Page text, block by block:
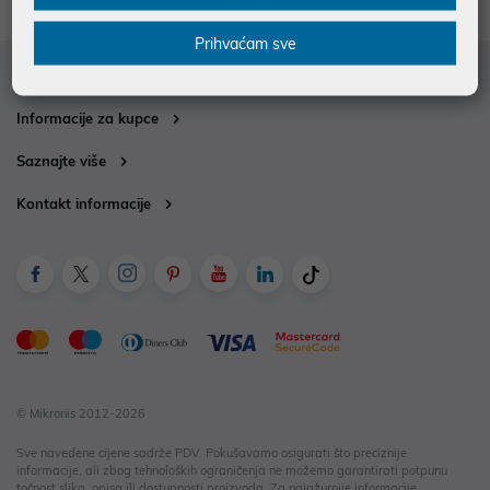
Informacije za kupce
Saznajte više
Kontakt informacije
© Mikronis 2012-2026
Sve navedene cijene sadrže PDV. Pokušavamo osigurati što preciznije
informacije, ali zbog tehnoloških ograničenja ne možemo garantirati potpunu
Prihvaćam sve